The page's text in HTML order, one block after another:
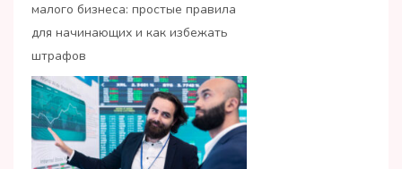
малого бизнеса: простые правила
для начинающих и как избежать
штрафов